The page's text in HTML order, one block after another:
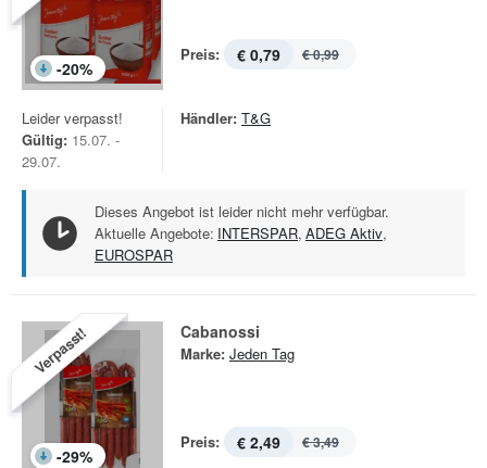
-20%
Preis: € 0,79 € 0,99
Leider verpasst!
Gültig: 15.07. -
29.07.
Händler: T&G
Dieses Angebot ist leider nicht mehr verfügbar.
Aktuelle Angebote: INTERSPAR, ADEG Aktiv,
EUROSPAR
Verpasst!
-29%
Cabanossi
Marke: Jeden Tag
Preis: € 2,49 € 3,49